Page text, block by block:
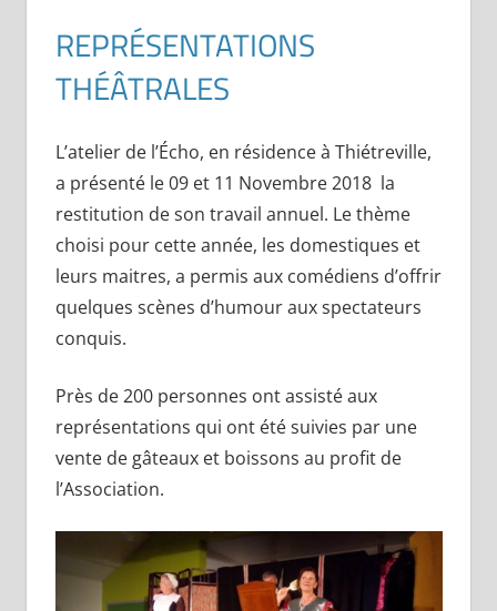
REPRÉSENTATIONS
THÉÂTRALES
L’atelier de l’Écho, en résidence à Thiétreville,
a présenté le 09 et 11 Novembre 2018 la
restitution de son travail annuel. Le thème
choisi pour cette année, les domestiques et
leurs maitres, a permis aux comédiens d’offrir
quelques scènes d’humour aux spectateurs
conquis.
Près de 200 personnes ont assisté aux
représentations qui ont été suivies par une
vente de gâteaux et boissons au profit de
l’Association.